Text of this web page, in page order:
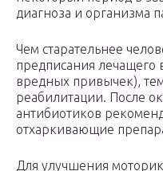
диагноза и организма
Чем старательнее
предписания лечащего
вредных привычек),
реабилитации. После
антибиотиков
отхаркивающие
Для улучшения